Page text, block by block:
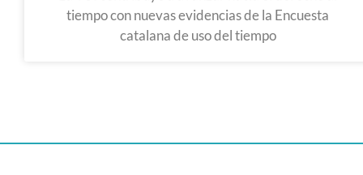
tiempo con nuevas evidencias de la Encuesta
catalana de uso del tiempo